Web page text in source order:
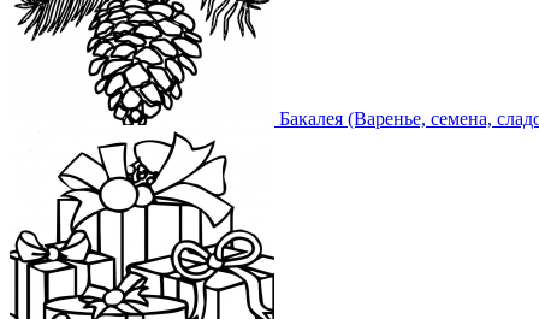
Бакалея (Варенье, семена,